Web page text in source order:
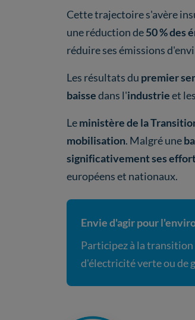
Cette trajectoire s'avère
une réduction de50 % des
réduire ses émissions
Les résultats du premier
baissedans l'industrieet les
Leministère de la
mobilisation. Malgré une
significativement ses
européens et nationaux.
Envie d'agir pour
Participez à la
d'électricité verte ou de